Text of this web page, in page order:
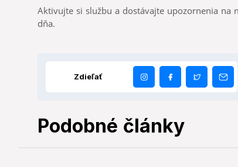
Aktivujte si službu a dostávajte upozornenia na
dňa.
Zdieľať
Podobné články